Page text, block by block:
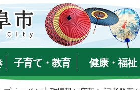
子育て・教育 健康・福祉